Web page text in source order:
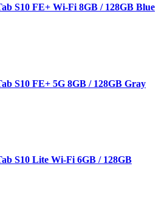
S10 FE+ Wi-Fi 8GB / 128GB Blue
S10 FE+ 5G 8GB / 128GB Gray
S10 Lite Wi-Fi 6GB / 128GB